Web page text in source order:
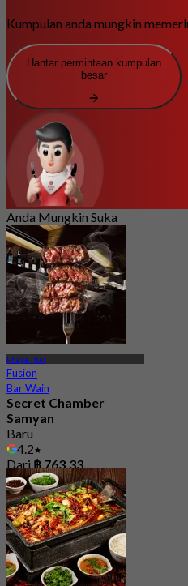
Kumpulan anda mungkin
Hantar permintaan kumpulan
besar
Anda Mungkin Suka
Phaya Thai
Fusion
Bar Wain
Secret Chamber
Samyan
Baru
4.2
Dari฿ 763.33